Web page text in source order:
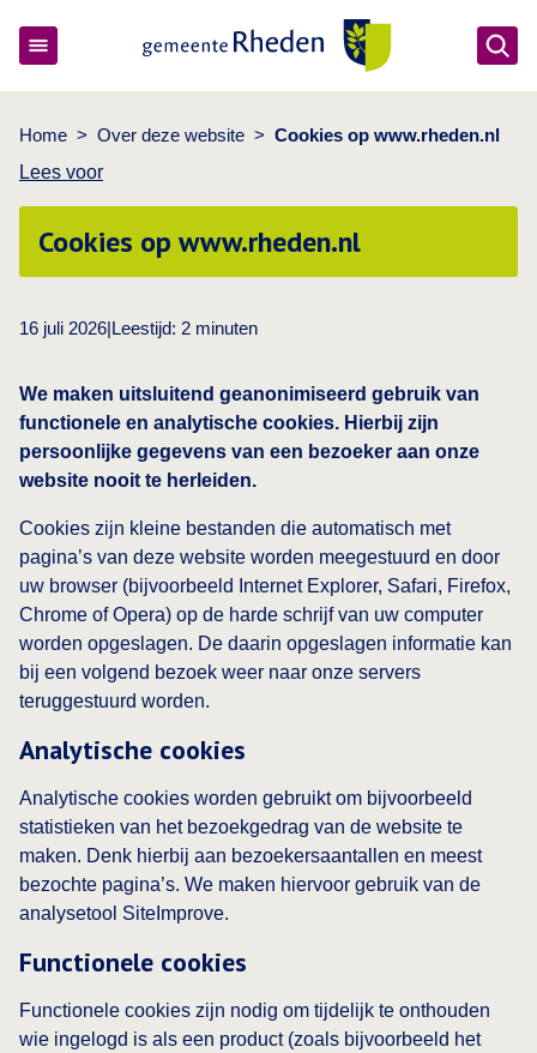
Home > Over deze website > Cookies op www.rheden.nl
Lees voor
Cookies op www.rheden.nl
16 juli 2026|Leestijd: 2 minuten
We maken uitsluitend geanonimiseerd gebruik van
functionele en analytische cookies. Hierbij zijn
persoonlijke gegevens van een bezoeker aan onze
website nooit te herleiden.
Cookies zijn kleine bestanden die automatisch met
pagina’s van deze website worden meegestuurd en door
uw browser (bijvoorbeeld Internet Explorer, Safari, Firefox,
Chrome of Opera) op de harde schrijf van uw computer
worden opgeslagen. De daarin opgeslagen informatie kan
bij een volgend bezoek weer naar onze servers
teruggestuurd worden.
Analytische cookies
Analytische cookies worden gebruikt om bijvoorbeeld
statistieken van het bezoekgedrag van de website te
maken. Denk hierbij aan bezoekersaantallen en meest
bezochte pagina’s. We maken hiervoor gebruik van de
analysetool SiteImprove.
Functionele cookies
Functionele cookies zijn nodig om tijdelijk te onthouden
wie ingelogd is als een product (zoals bijvoorbeeld het